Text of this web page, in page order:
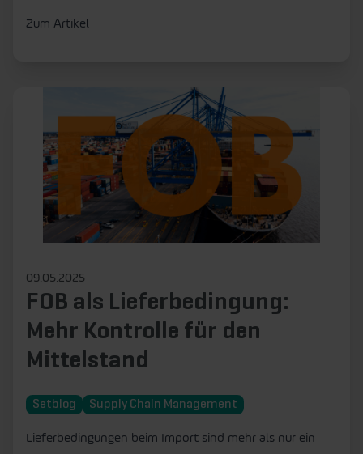
Zum Artikel
09.05.2025
FOB als Lieferbedingung:
Mehr Kontrolle für den
Mittelstand
Setblog Supply Chain Management
Lieferbedingungen beim Import sind mehr als nur ein